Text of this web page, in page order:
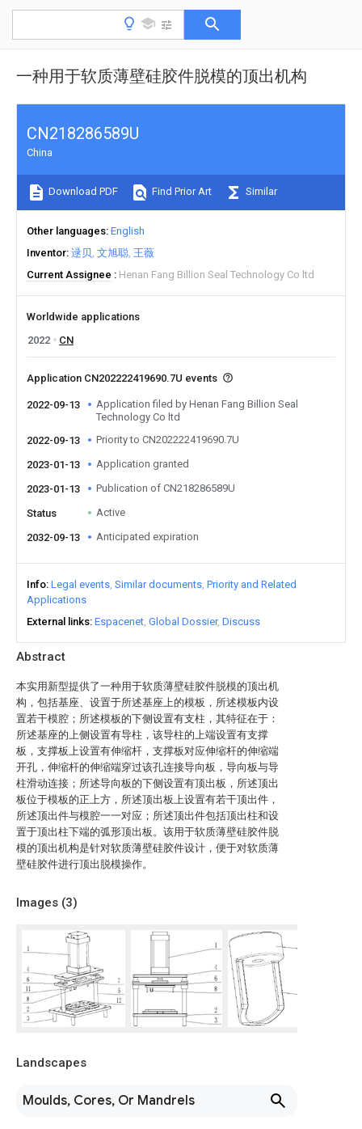
一种用于软质薄壁硅胶件脱模的顶出机构
Abstract
本实用新型提供了一种用于软质薄壁硅胶件脱模的顶出机
构，包括基座、设置于所述基座上的模板，所述模板内设
置若干模腔；所述模板的下侧设置有支柱，其特征在于：
所述基座的上侧设置有导柱，该导柱的上端设置有支撑
板，支撑板上设置有伸缩杆，支撑板对应伸缩杆的伸缩端
开孔，伸缩杆的伸缩端穿过该孔连接导向板，导向板与导
柱滑动连接；所述导向板的下侧设置有顶出板，所述顶出
板位于模板的正上方，所述顶出板上设置有若干顶出件，
所述顶出件与模腔一一对应；所述顶出件包括顶出柱和设
置于顶出柱下端的弧形顶出板。该用于软质薄壁硅胶件脱
模的顶出机构是针对软质薄壁硅胶件设计，便于对软质薄
壁硅胶件进行顶出脱模操作。
Images (3)
Landscapes
Moulds, Cores, Or Mandrels
CN218286589U
China
Download PDF Find Prior Art Similar
Other languages English
Inventor 逯贝 文旭聪 王薇
Current Assignee
Henan Fang Billion Seal Technology Co ltd
Worldwide applications
2022
CN
Application CN202222419690.7U events
2022-09-13
Application filed by Henan Fang Billion Seal
Technology Co ltd
2022-09-13
Priority to CN202222419690.7U
2023-01-13 Application granted
2023-01-13 Publication of CN218286589U
Status Active
2032-09-13 Anticipated expiration
Info Legal events Similar documents Priority and Related
Applications
External links Espacenet Global Dossier Discuss